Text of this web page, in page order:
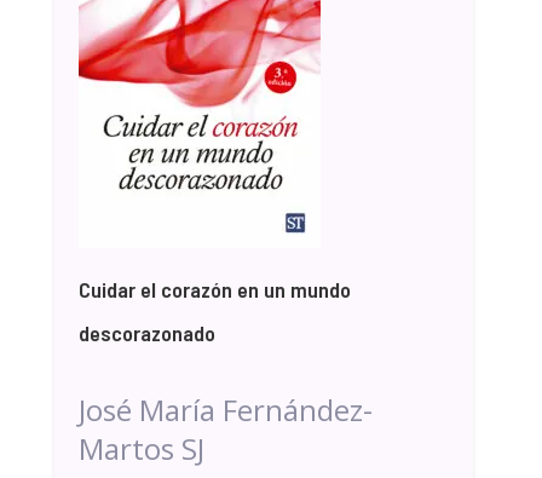
Cuidar el corazón en un mundo
descorazonado
José María Fernández-
Martos SJ